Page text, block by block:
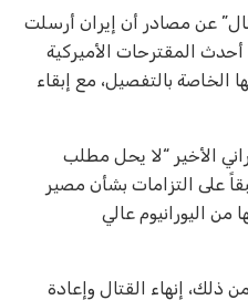
عن مصادر أن إيران أرسلت
المقترحات الأميركية
الخاصة بالتفصيل، مع إبقاء
الأخير “لا يحل مطلب
على التزامات بشأن مصير
من اليورانيوم عالي
ذلك، إنهاء القتال وإعادة